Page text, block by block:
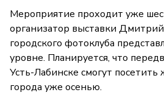
Мероприятие проходит уже
организатор выставки
городского фотоклуба
уровне. Планируется, что
Усть-Лабинске смогут посетить
города уже осенью.